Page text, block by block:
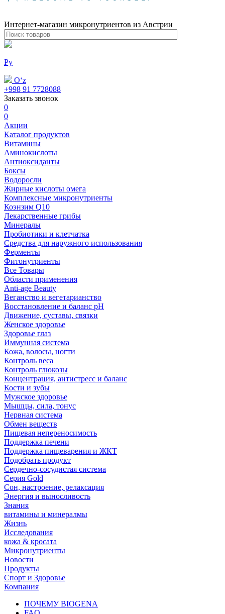
Интернет-магазин микронутриентов из Австрии
Ру
Oʻz
+998 91 7728088
Заказать звонок
0
0
Акции
Каталог продуктов
Витамины
Аминокислоты
Антиоксиданты
Боксы
Водоросли
Жирные кислоты омега
Комплексные микронутриенты
Коэнзим Q10
Лекарственные грибы
Минералы
Пробиотики и клетчатка
Средства для наружного использования
Ферменты
Фитонутриенты
Все Товары
Области применения
Anti-age Beauty
Веганство и вегетарианство
Восстановление и баланс pH
Движение, суставы, связки
Женское здоровье
Здоровье глаз
Иммунная система
Кожа, волосы, ногти
Контроль веса
Контроль глюкозы
Концентрация, антистресс и баланс
Кости и зубы
Мужское здоровье
Мышцы, сила, тонус
Нервная система
Обмен веществ
Пищевая непереносимость
Поддержка печени
Поддержка пищеварения и ЖКТ
Подобрать продукт
Сердечно-сосудистая система
Серия Gold
Сон, настроение, релаксация
Энергия и выносливость
Знания
витамины и минералмы
Жизнь
Исследования
кожа & кросата
Микронутриенты
Новости
Продукты
Спорт и Здоровье
Компания
ПОЧЕМУ BIOGENA